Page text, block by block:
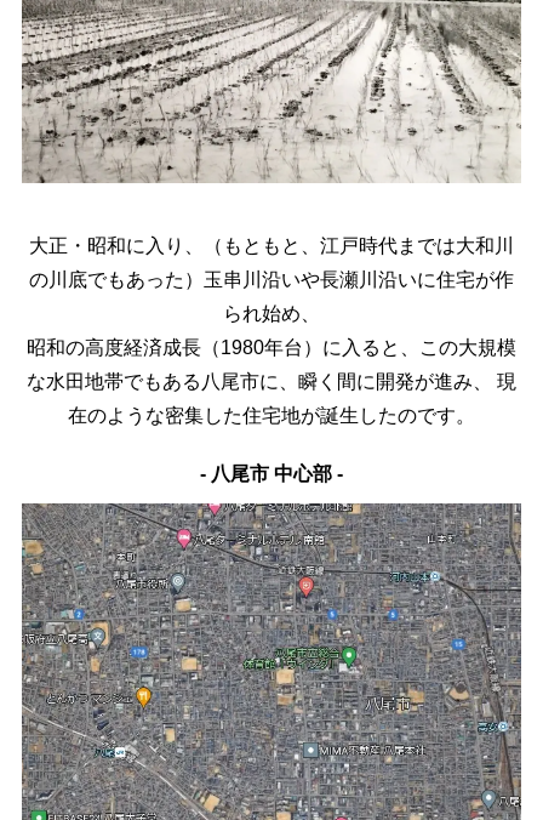
大正・昭和に入り、（もともと、江戸時代までは大和川
の川底でもあった）玉串川沿いや長瀬川沿いに住宅が作
られ始め、
昭和の高度経済成長（1980年台）に入ると、この大規模
な水田地帯でもある八尾市に、瞬く間に開発が進み、
現
在のような密集した住宅地が誕生したのです。
- 八尾市 中心部 -